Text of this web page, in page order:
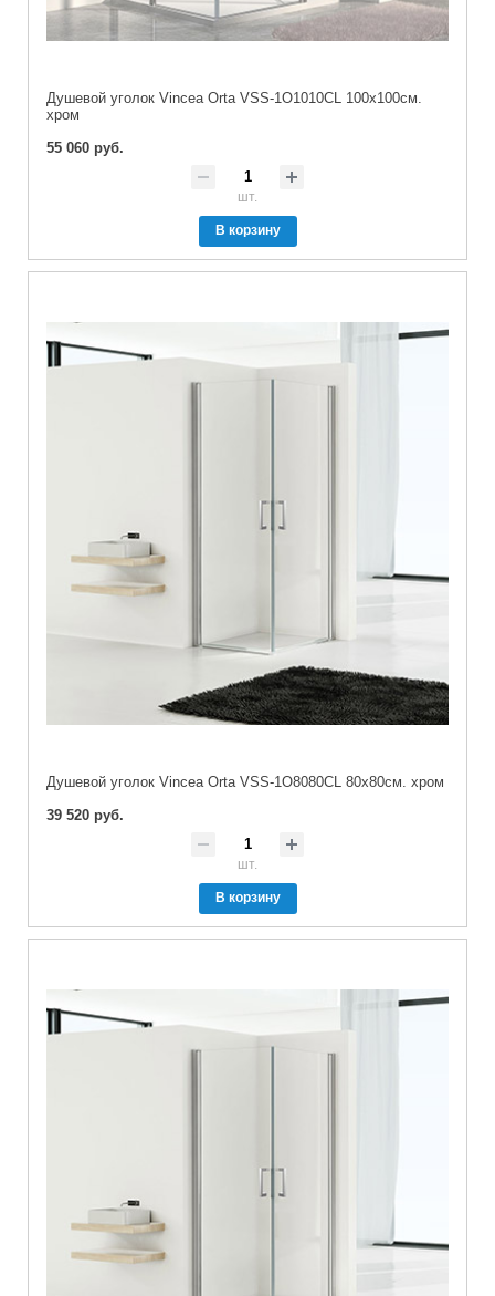
Душевой уголок Vincea Orta VSS-1O1010CL 100х100см.
хром
55 060 руб.
шт.
В корзину
Душевой уголок Vincea Orta VSS-1O8080CL 80х80см. хром
39 520 руб.
шт.
В корзину